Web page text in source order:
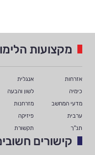
מקצועות
אזרחות אנגלית
כימיה
לשון והבעה
מדעי המחשב
מזרחנות
ערבית
פיזיקה
תנ"ך
תקשורת
קישורים